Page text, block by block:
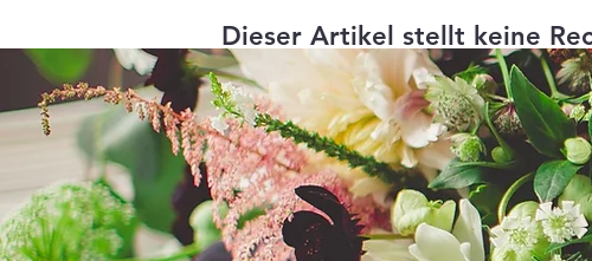
Dieser Artikel stellt keine